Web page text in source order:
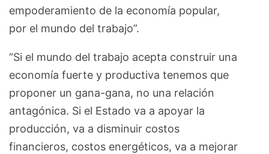
empoderamiento de la economía popular,
por el mundo del trabajo”.
“Si el mundo del trabajo acepta construir una
economía fuerte y productiva tenemos que
proponer un gana-gana, no una relación
antagónica. Si el Estado va a apoyar la
producción, va a disminuir costos
financieros, costos energéticos, va a mejorar